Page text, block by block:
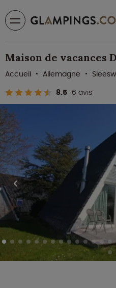
Maison de vacances
8.5 6 avis
Accueil Allemagne